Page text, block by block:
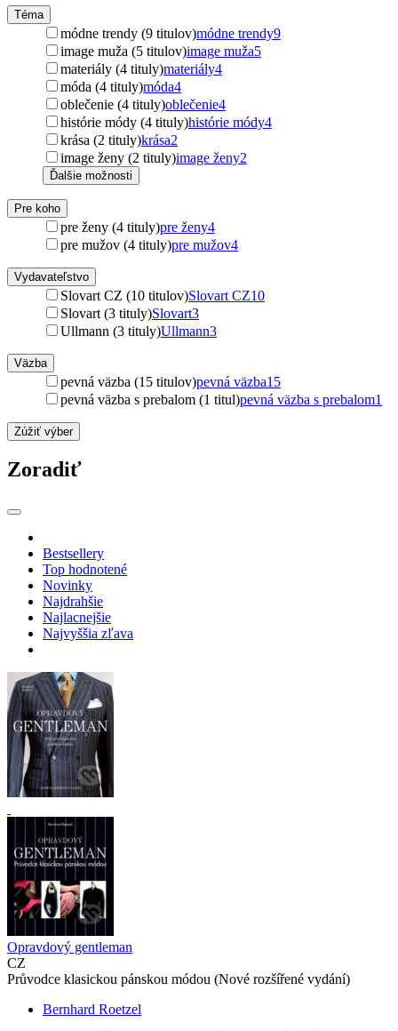
Téma
módne trendy (9 titulov)módne trendy9
image muža (5 titulov)image muža5
materiály (4 tituly)materiály4
móda (4 tituly)móda4
oblečenie (4 tituly)oblečenie4
histórie módy (4 tituly)histórie módy4
krása (2 tituly)krása2
image ženy (2 tituly)image ženy2
Ďalšie možnosti
Pre koho
pre ženy (4 tituly)pre ženy4
pre mužov (4 tituly)pre mužov4
Vydavateľstvo
Slovart CZ (10 titulov)Slovart CZ10
Slovart (3 tituly)Slovart3
Ullmann (3 tituly)Ullmann3
Väzba
pevná väzba (15 titulov)pevná väzba15
pevná väzba s prebalom (1 titul)pevná väzba s prebalom1
Zúžiť výber
Zoradiť
Bestsellery
Top hodnotené
Novinky
Najdrahšie
Najlacnejšie
Najvyššia zľava
Opravdový gentleman
CZ
Průvodce klasickou pánskou módou (Nové rozšířené vydání)
Bernhard Roetzel